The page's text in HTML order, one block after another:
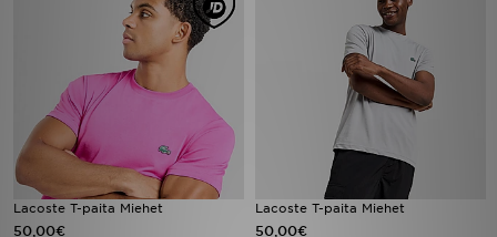
Lacoste T-paita Miehet
50,00€
Lacoste T-paita Miehet
50,00€